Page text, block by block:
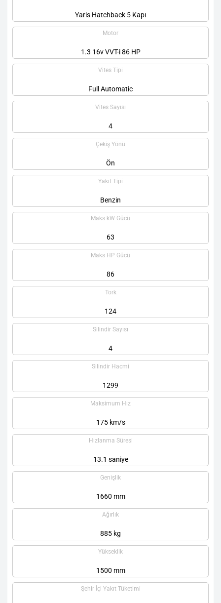
Yaris Hatchback 5 Kapı
Motor
1.3 16v VVT-i 86 HP
Vites Tipi
Full Automatic
Vites Sayısı
4
Çekiş Yönü
Ön
Yakıt Tipi
Benzin
Maks kW Gücü
63
Maks HP Gücü
86
Tork
124
Silindir Sayısı
4
Silindir Hacmi
1299
Maksimum Hız
175 km/s
Hızlanma Süresi
13.1 saniye
Genişlik
1660 mm
Ağırlık
885 kg
Yükseklik
1500 mm
Şehir İçi Yakıt Tüketimi